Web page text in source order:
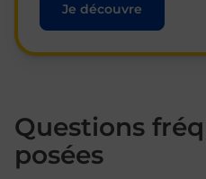
Je découvre
Questions
posées